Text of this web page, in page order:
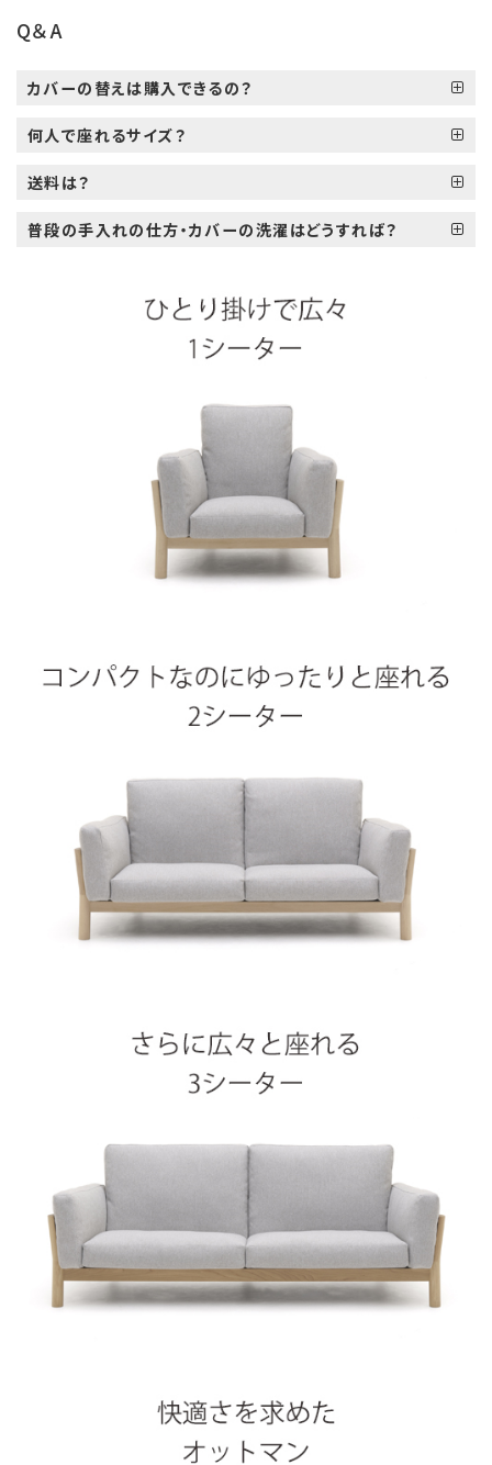
Q＆A
カバーの替えは購入できるの？
何人で座れるサイズ？
送料は？
普段の手入れの仕方・カバーの洗濯はどうすれば？